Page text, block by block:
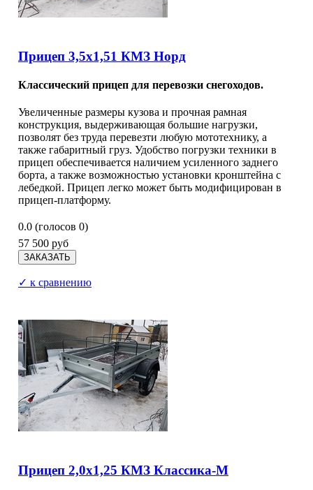
Прицеп 3,5х1,51 КМЗ Норд
Классический прицеп для перевозки снегоходов.
Увеличенные размеры кузова и прочная рамная
конструкция, выдерживающая большие нагрузки,
позволят без труда перевезти любую мототехнику, а
также габаритный груз. Удобство погрузки техники в
прицеп обеспечивается наличием усиленного заднего
борта, а также возможностью установки кронштейна с
лебедкой. Прицеп легко может быть модифицирован в
прицеп-платформу.
0.0 (голосов 0)
57 500 руб
✓ к сравнению
Прицеп 2,0х1,25 КМЗ Классика-М